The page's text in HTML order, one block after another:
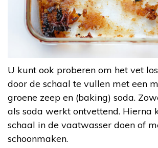
U kunt ook proberen om het vet
door de schaal te vullen met een
groene zeep en (baking) soda.
als soda werkt ontvettend. Hierna
schaal in de vaatwasser doen of
schoonmaken.